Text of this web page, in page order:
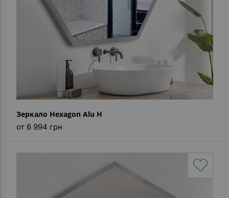
Зеркало Hexagon Alu H
от 6 994 грн